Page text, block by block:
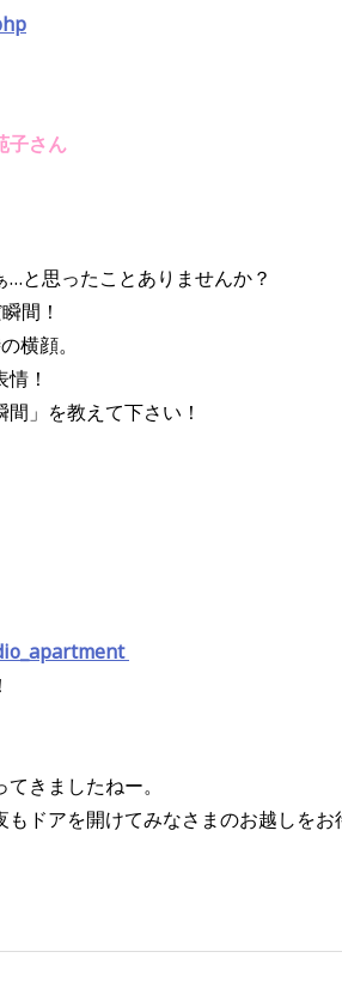
子さん
と思ったことありませんか？
間！
横顔。
！
」を教えて下さい！
きましたねー。
ドアを開けてみなさまのお越しをお